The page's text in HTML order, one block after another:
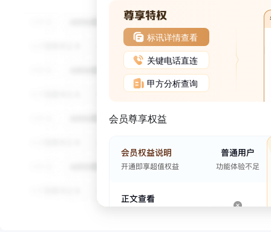
标讯详情查看
关键电话直连
甲方分析查询
会员尊享权益